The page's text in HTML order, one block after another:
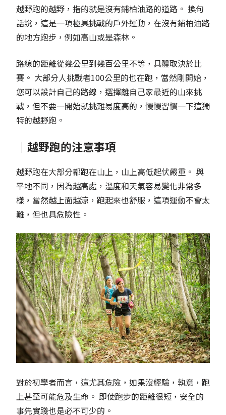
越野跑的越野，指的就是沒有鋪柏油路的道路。 換句
話說，這是一項極具挑戰的戶外運動，在沒有鋪柏油路
的地方跑步，例如高山或是森林。
路線的距離從幾公里到幾百公里不等，具體取決於比
賽。 大部分人挑戰者100公里的也在跑，當然剛開始，
您可以設計自己的路線，選擇離自己家最近的山來挑
戰，但不要一開始就挑難易度高的，慢慢習慣一下這獨
特的越野跑。
｜越野跑的注意事項
越野跑在大部分都跑在山上，山上高低起伏嚴重。 與
平地不同，因為越高處，溫度和天氣容易變化非常多
樣，當然越上面越涼，跑起來也舒服，這項運動不會太
難，但也具危險性。
對於初學者而言，這尤其危險，如果沒經驗，執意，跑
上甚至可能危及生命。 即使跑步的距離很短，安全的
事先實踐也是必不可少的。